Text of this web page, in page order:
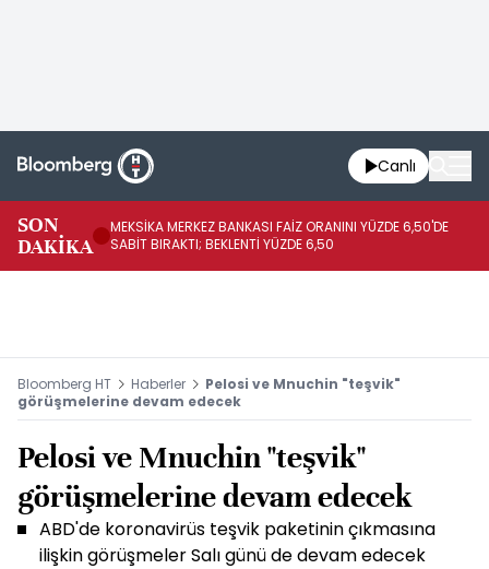
Canlı
SON
DAKİKA
MEKSİKA MERKEZ BANKASI FAİZ ORANINI YÜZDE 6,50'DE
SABİT BIRAKTI; BEKLENTİ YÜZDE 6,50
Bloomberg HT Haberler
Pelosi ve Mnuchin "teşvik"
görüşmelerine devam edecek
Pelosi ve Mnuchin "teşvik"
görüşmelerine devam edecek
ABD'de koronavirüs teşvik paketinin çıkmasına
ilişkin görüşmeler Salı günü de devam edecek